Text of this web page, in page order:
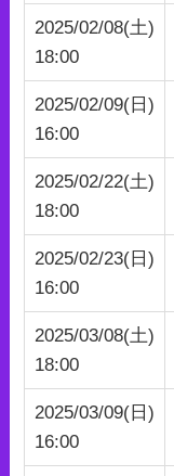
2025/02/08(土)
18:00
2025/02/09(日)
16:00
2025/02/22(土)
18:00
2025/02/23(日)
16:00
2025/03/08(土)
18:00
2025/03/09(日)
16:00